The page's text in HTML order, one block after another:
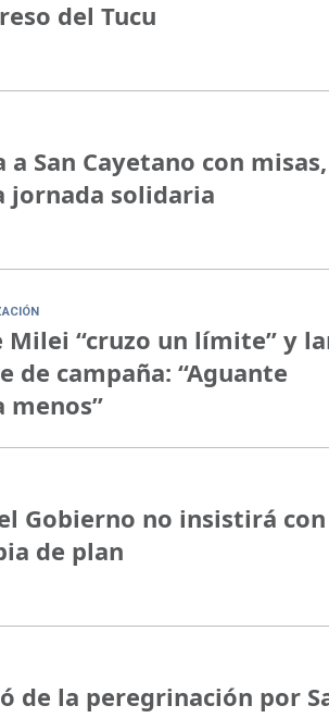
del Tucu
a San Cayetano con misas,
jornada solidaria
“cruzo un límite” y
de campaña: “Aguante
Gobierno no insistirá
de plan
de la peregrinación por